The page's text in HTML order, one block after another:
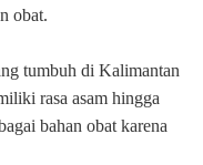
obat.
tumbuh di Kalimantan
rasa asam hingga
bahan obat karena